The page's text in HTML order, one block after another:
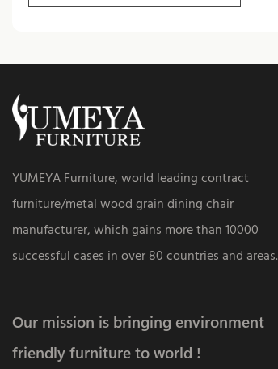
YUMEYA Furniture, world leading contract
furniture/metal wood grain dining chair
manufacturer, which gains more than 10000
successful cases in over 80 countries and areas.
Our mission is bringing environment
friendly furniture to world !